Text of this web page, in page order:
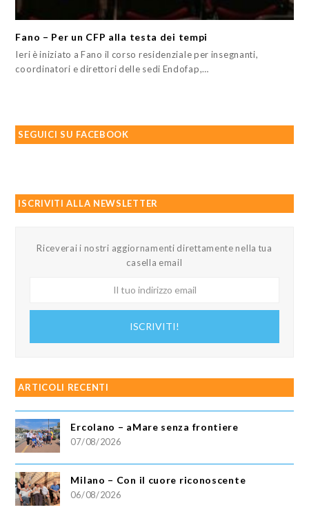
Fano – Per un CFP alla testa dei tempi
Ieri è iniziato a Fano il corso residenziale per insegnanti,
coordinatori e direttori delle sedi Endofap,…
SEGUICI SU FACEBOOK
ISCRIVITI ALLA NEWSLETTER
Riceverai i nostri aggiornamenti direttamente nella tua
casella email
ISCRIVITI!
ARTICOLI RECENTI
Ercolano – aMare senza frontiere
07/08/2026
Milano – Con il cuore riconoscente
06/08/2026